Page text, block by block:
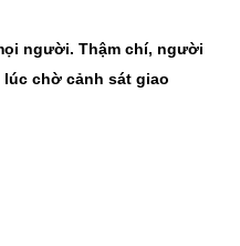
người. Thậm chí, người
chờ cảnh sát giao